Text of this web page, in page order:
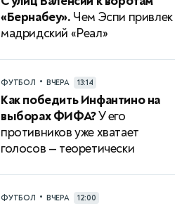
«Бернабеу». Чем Эспи привлек
мадридский «Реал»
ФУТБОЛ • ВЧЕРА 13:14
Как победить Инфантино на
выборах ФИФА?У его
противников уже хватает
голосов — теоретически
ФУТБОЛ • ВЧЕРА 12:00